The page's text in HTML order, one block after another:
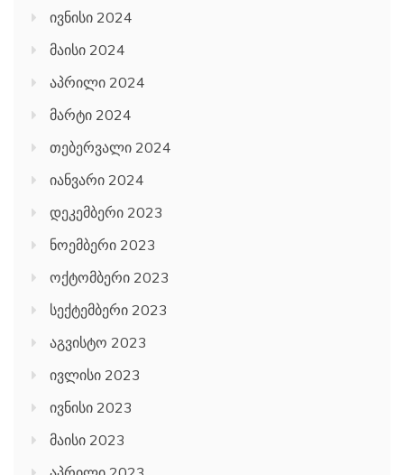
ივნისი 2024
მაისი 2024
აპრილი 2024
მარტი 2024
თებერვალი 2024
იანვარი 2024
დეკემბერი 2023
ნოემბერი 2023
ოქტომბერი 2023
სექტემბერი 2023
აგვისტო 2023
ივლისი 2023
ივნისი 2023
მაისი 2023